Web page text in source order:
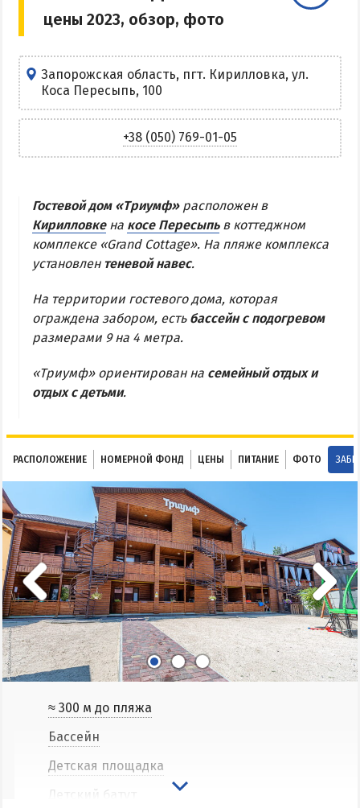
Центр Кирилловки
Остров Бирючий
Частный сектор в Кирилловке
Жилье в Кирилловке с бассейном
Жилье на первой линии
АРАБАТСКАЯ СТРЕЛКА
Веб-камеры Арабатки и Геническа
Проезд на Арабатскую Стрелку
Горячие источники
Соленые озера
Сиваш
Аскания-Нова
БАЗЫ ОТДЫХА И ОТЕЛИ АРАБАТКИ
Геническ
Генгорка
Счастливцево
Стрелковое
СТЕПАНОВКА ПЕРВАЯ
Веб-камеры в Степановке Первой онлайн
Цены в Степановке 2026
БЕРДЯНСК
цены 2023, обзор, фото
Запорожская область, пгт. Кирилловка, ул.
Коса Пересыпь, 100
+38 (050) 769-01-05
Гостевой дом «Триумф»расположен в
Кирилловкена косе Пересыпьв коттеджном
комплексе «Grand Cottage». На пляже комплекса
установлен теневой навес.
На территории гостевого дома, которая
ограждена забором, есть бассейн с подогревом
размерами 9 на 4 метра.
«Триумф» ориентирован на семейный отдых и
отдых с детьми.
РАСПОЛОЖЕНИЕ НОМЕРНОЙ ФОНД ЦЕНЫ ПИТАНИЕ ФОТО
≈ 300 м до пляжа
Бассейн
Детская площадка
Детский батут